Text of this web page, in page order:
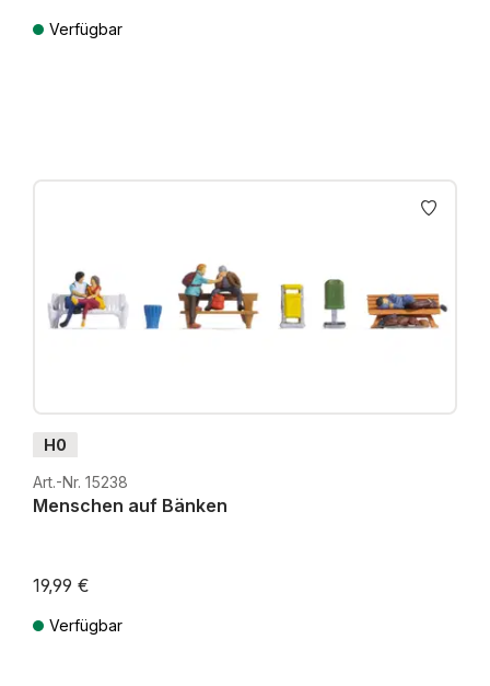
Verfügbar
H0
Art.-Nr. 15238
Menschen auf Bänken
19,99 €
Verfügbar